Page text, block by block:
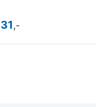
31,-